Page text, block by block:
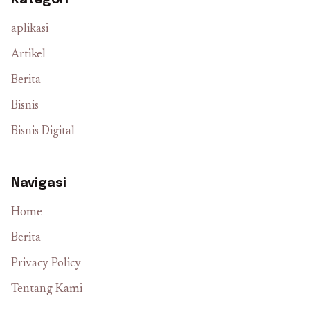
aplikasi
Artikel
Berita
Bisnis
Bisnis Digital
Navigasi
Home
Berita
Privacy Policy
Tentang Kami